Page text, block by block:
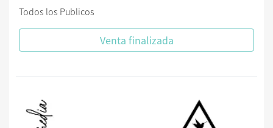
Todos los Publicos
Venta finalizada